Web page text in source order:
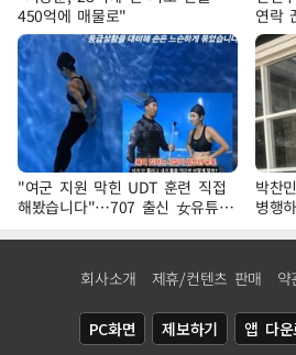
450억에 매물로"
연락
"여군 지원 막힌 UDT 훈련 직접
해봤습니다"…707 출신 女유튜버
'완벽 소화'
박찬
병행
회사소개 제휴/컨텐츠 판매 약
PC화면 제보하기 앱 다운